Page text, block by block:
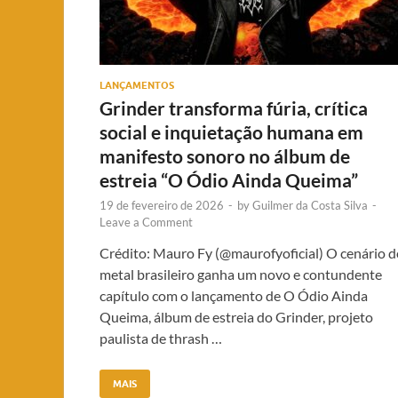
LANÇAMENTOS
Grinder transforma fúria, crítica
social e inquietação humana em
manifesto sonoro no álbum de
estreia “O Ódio Ainda Queima”
19 de fevereiro de 2026 - byGuilmer da Costa Silva -
Leave a Comment
Crédito: Mauro Fy (@maurofyoficial) O cenário
metal brasileiro ganha um novo e contundente
capítulo com o lançamento de O Ódio Ainda
Queima, álbum de estreia do Grinder, projeto
paulista de thrash …
MAIS